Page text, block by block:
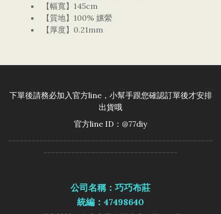
【幅寬】145cm
【質地】100% 嫘縈
【厚度】0.21mm
下單後請務必加入官方line，小幫手跟您確認訂單後才安排
出貨哦
官方line ID：@77diy
----------------------------------------------------
----------------------------------
公司名稱：巧巧布莊
統編：47498640